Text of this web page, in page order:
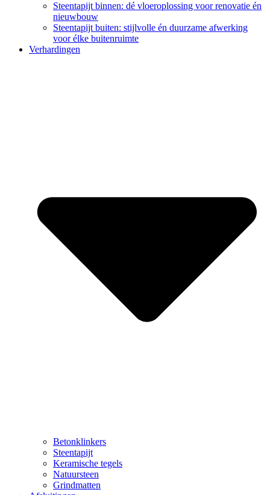
Steentapijt binnen: dé vloeroplossing voor renovatie én
nieuwbouw
Steentapijt buiten: stijlvolle én duurzame afwerking
voor élke buitenruimte
Verhardingen
Betonklinkers
Steentapijt
Keramische tegels
Natuursteen
Grindmatten